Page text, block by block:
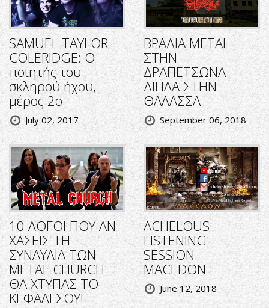
SAMUEL TAYLOR
COLERIDGE: Ο
ποιητής του
σκληρού ήχου,
μέρος 2ο
July 02, 2017
ΒΡΑΔΙΑ METAL
ΣΤΗΝ
ΔΡΑΠΕΤΣΩΝΑ
ΔΙΠΛΑ ΣΤΗΝ
ΘΑΛΑΣΣΑ
September 06, 2018
10 ΛΟΓΟΙ ΠΟΥ ΑΝ
ΧΑΣΕΙΣ ΤΗ
ΣΥΝΑΥΛΙΑ ΤΩΝ
METAL CHURCH
ΘΑ ΧΤΥΠΑΣ ΤΟ
ΚΕΦΑΛΙ ΣΟΥ!
ACHELOUS
LISTENING
SESSION
MACEDON
June 12, 2018